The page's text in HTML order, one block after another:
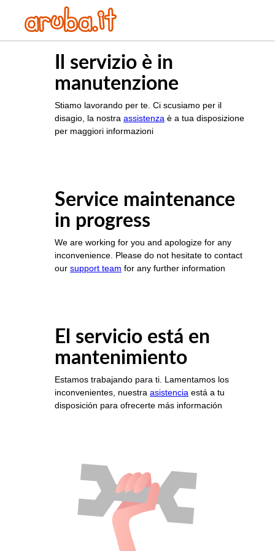
Il servizio è in
manutenzione
Stiamo lavorando per te. Ci scusiamo per il
disagio, la nostra assistenza è a tua disposizione
per maggiori informazioni
Service maintenance
in progress
We are working for you and apologize for any
inconvenience. Please do not hesitate to contact
our support team for any further information
El servicio está en
mantenimiento
Estamos trabajando para ti. Lamentamos los
inconvenientes, nuestra asistencia está a tu
disposición para ofrecerte más información